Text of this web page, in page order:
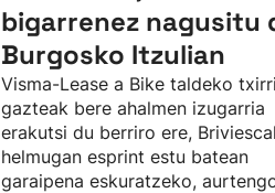
bigarrenez nagusitu
Burgosko Itzulian
Visma-Lease a Bike taldeko
gazteak bere ahalmen izugarria
erakutsi du berriro ere,
helmugan esprint estu batean
garaipena eskuratzeko,